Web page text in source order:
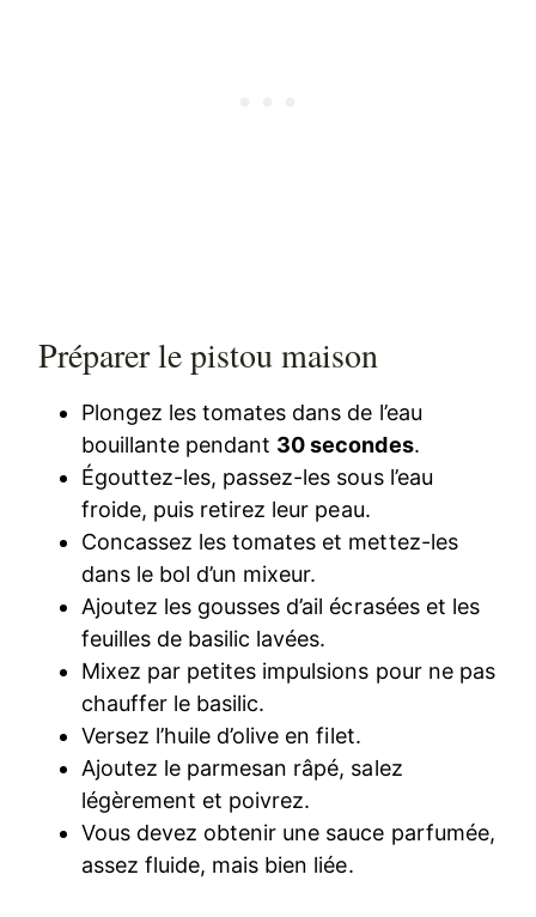
Préparer le pistou maison
Plongez les tomates dans de l’eau
bouillante pendant 30 secondes.
Égouttez-les, passez-les sous l’eau
froide, puis retirez leur peau.
Concassez les tomates et mettez-les
dans le bol d’un mixeur.
Ajoutez les gousses d’ail écrasées et les
feuilles de basilic lavées.
Mixez par petites impulsions pour ne pas
chauffer le basilic.
Versez l’huile d’olive en filet.
Ajoutez le parmesan râpé, salez
légèrement et poivrez.
Vous devez obtenir une sauce parfumée,
assez fluide, mais bien liée.